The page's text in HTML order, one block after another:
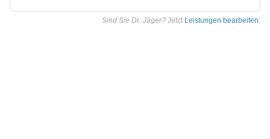
Sind Sie Dr. Jäger? Jetzt Leistungen bearbeiten.